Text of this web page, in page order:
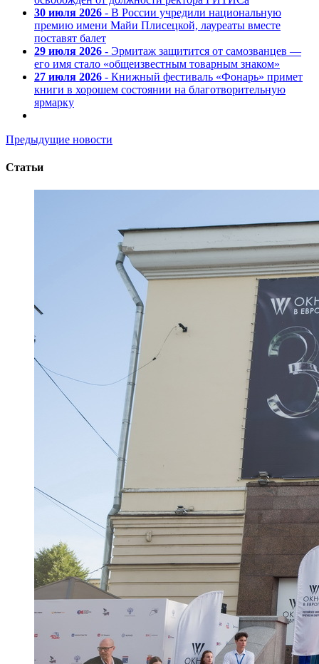
30 июля 2026 - В России учредили национальную
премию имени Майи Плисецкой, лауреаты вместе
поставят балет
29 июля 2026 - Эрмитаж защитится от самозванцев —
его имя стало «общеизвестным товарным знаком»
27 июля 2026 - Книжный фестиваль «Фонарь» примет
книги в хорошем состоянии на благотворительную
ярмарку
Предыдущие новости
Статьи